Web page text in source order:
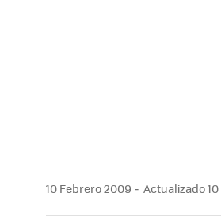
10 Febrero 2009 Actualizado